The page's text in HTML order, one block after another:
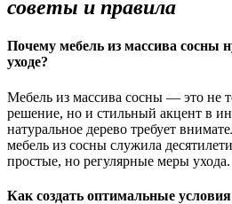
советы и правила
Почему мебель из массива сосны
уходе?
Мебель из массива сосны — это не
решение, но и стильный акцент в
натуральное дерево требует
мебель из сосны служила
простые, но регулярные меры ухода.
Как создать оптимальные